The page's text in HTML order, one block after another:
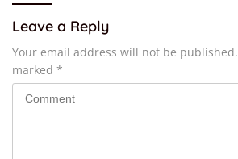
Leave a Reply
Your email address will not be published.
marked *